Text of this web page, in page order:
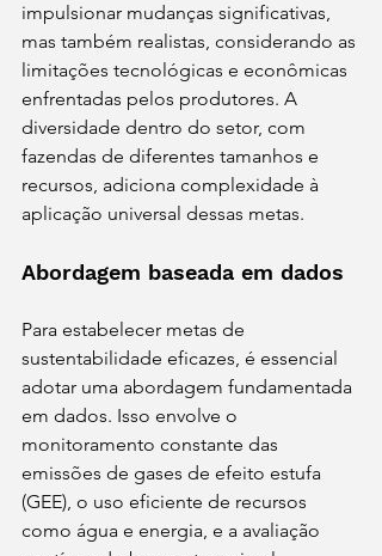
impulsionar mudanças significativas,
mas também realistas, considerando as
limitações tecnológicas e econômicas
enfrentadas pelos produtores. A
diversidade dentro do setor, com
fazendas de diferentes tamanhos e
recursos, adiciona complexidade à
aplicação universal dessas metas.
Abordagem baseada em dados
Para estabelecer metas de
sustentabilidade eficazes, é essencial
adotar uma abordagem fundamentada
em dados. Isso envolve o
monitoramento constante das
emissões de gases de efeito estufa
(GEE), o uso eficiente de recursos
como água e energia, e a avaliação